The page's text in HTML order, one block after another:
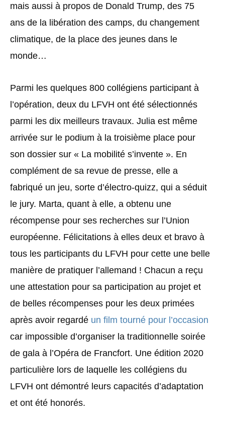
mais aussi à propos de Donald Trump, des 75
ans de la libération des camps, du changement
climatique, de la place des jeunes dans le
monde…
Parmi les quelques 800 collégiens participant à
l’opération, deux du LFVH ont été sélectionnés
parmi les dix meilleurs travaux. Julia est même
arrivée sur le podium à la troisième place pour
son dossier sur « La mobilité s’invente ». En
complément de sa revue de presse, elle a
fabriqué un jeu, sorte d’électro-quizz, qui a séduit
le jury. Marta, quant à elle, a obtenu une
récompense pour ses recherches sur l’Union
européenne. Félicitations à elles deux et bravo à
tous les participants du LFVH pour cette une belle
manière de pratiquer l’allemand ! Chacun a reçu
une attestation pour sa participation au projet et
de belles récompenses pour les deux primées
après avoir regardé un film tourné pour l’occasion
car impossible d’organiser la traditionnelle soirée
de gala à l’Opéra de Francfort. Une édition 2020
particulière lors de laquelle les collégiens du
LFVH ont démontré leurs capacités d’adaptation
et ont été honorés.